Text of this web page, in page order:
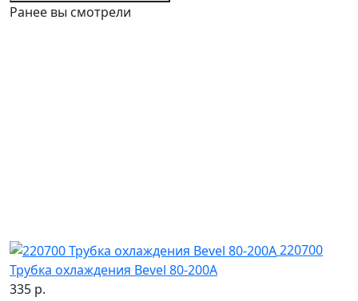
Ранее вы смотрели
220700
Трубка охлаждения Bevel 80-200А
335 р.